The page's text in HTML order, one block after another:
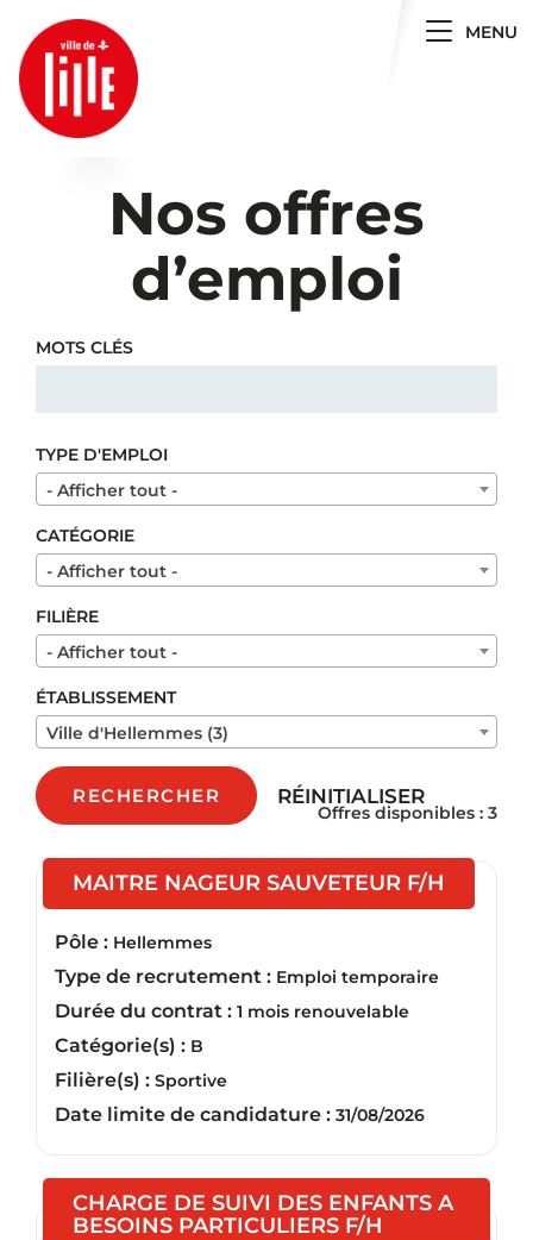
Toggle
MENU
Nos offres
d’emploi
MOTS CLÉS
TYPE D'EMPLOI
- Afficher tout -
CATÉGORIE
- Afficher tout -
FILIÈRE
- Afficher tout -
ÉTABLISSEMENT
Ville d'Hellemmes (3)
RECHERCHER RÉINITIALISER
Offres disponibles : 3
MAITRE NAGEUR SAUVETEUR F/H
Pôle : Hellemmes
Type de recrutement : Emploi temporaire
Durée du contrat : 1 mois renouvelable
Catégorie(s) : B
Filière(s) : Sportive
Date limite de candidature : 31/08/2026
CHARGE DE SUIVI DES ENFANTS A
BESOINS PARTICULIERS F/H